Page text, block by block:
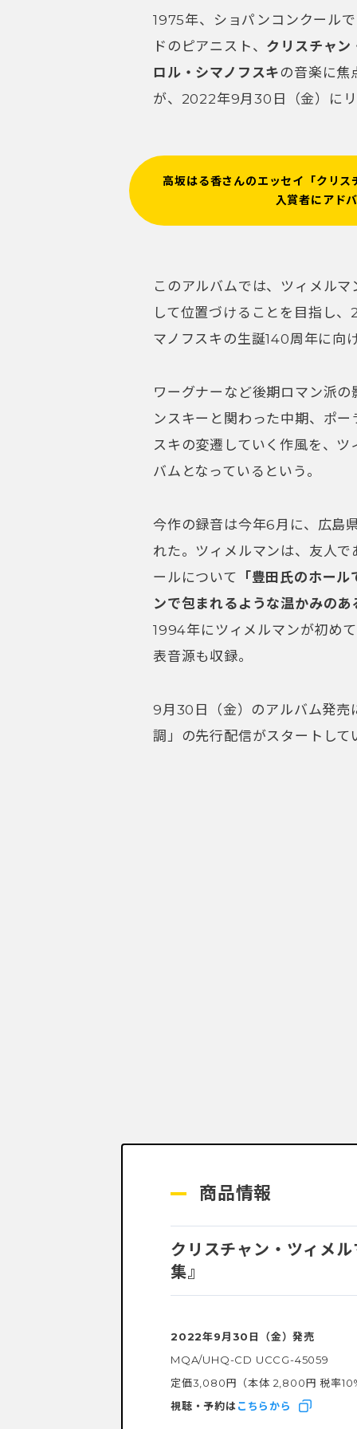
1975年、ショパンコンクール
ドのピアニスト、 クリスチャン
ロル・シマノフスキの音楽に焦
が、2022年9月30日（金）に
高坂はる香さんのエッセイ「クリ
入賞者にアド
このアルバムでは、ツィメル
して位置づけることを目指し
マノフスキの生誕140周年に向
ワーグナーなど後期ロマン派
ンスキーと関わった中期 、 ポー
スキの変遷していく作風を 、 ツ
バムとなっているという。
今作の録音は今年6月に、広島
れた。 ツィメルマンは、友人
ールについて 「豊田氏のホー
ンで包まれるような温かみの
1994年にツィメルマンが初め
表音源も収録。
9月30日（金）のアルバム発売
調」の先行配信がスタートして
商品情報
クリスチャン・ツィメ
集』
2022年9月30日（金）発売
MQA/UHQ-CD UCCG-45059
定価3,080円（本体 2,800円 税率
視聴・予約はこちらから